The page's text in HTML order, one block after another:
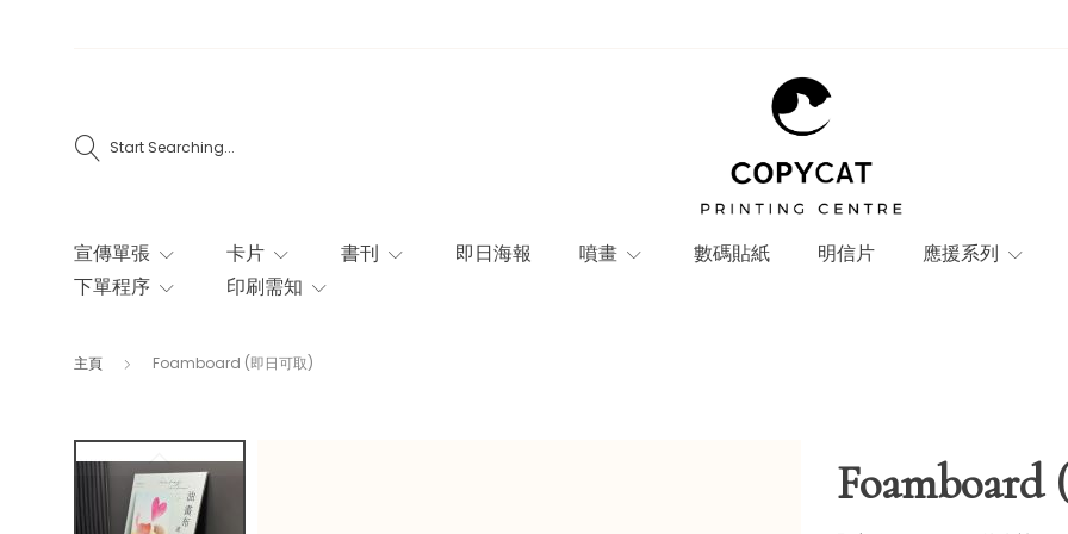
Start Searching...
宣傳單張 卡片 書刊 即日海報 噴畫 數碼貼紙 明信片
應援系列
下單程序
印刷需知
主頁 Foamboard (即日可取)
Skip
to